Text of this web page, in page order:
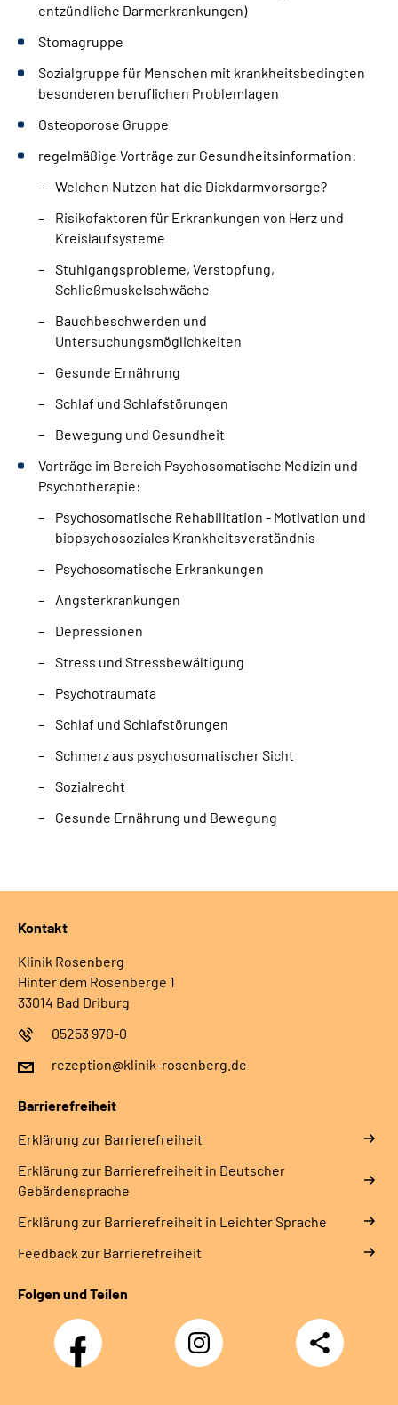
entzündliche Darmerkrankungen)
Stomagruppe
Sozialgruppe für Menschen mit krankheitsbedingten
besonderen beruflichen Problemlagen
Osteoporose Gruppe
regelmäßige Vorträge zur Gesundheitsinformation:
Welchen Nutzen hat die Dickdarmvorsorge?
Risikofaktoren für Erkrankungen von Herz und
Kreislaufsysteme
Stuhlgangsprobleme, Verstopfung,
Schließmuskelschwäche
Bauchbeschwerden und
Untersuchungsmöglichkeiten
Gesunde Ernährung
Schlaf und Schlafstörungen
Bewegung und Gesundheit
Vorträge im Bereich Psychosomatische Medizin und
Psychotherapie:
Psychosomatische Rehabilitation - Motivation und
biopsychosoziales Krankheitsverständnis
Psychosomatische Erkrankungen
Angsterkrankungen
Depressionen
Stress und Stressbewältigung
Psychotraumata
Schlaf und Schlafstörungen
Schmerz aus psychosomatischer Sicht
Sozialrecht
Gesunde Ernährung und Bewegung
Kontakt
Klinik Rosenberg
Hinter dem Rosenberge 1
33014 Bad Driburg
05253 970-0
rezeption@klinik-rosenberg.de
Barrierefreiheit
Erklärung zur Barrierefreiheit
Erklärung zur Barrierefreiheit in Deutscher
Gebärdensprache
Erklärung zur Barrierefreiheit in Leichter Sprache
Feedback zur Barrierefreiheit
Folgen und Teilen
Facebook Instagram
Teilen